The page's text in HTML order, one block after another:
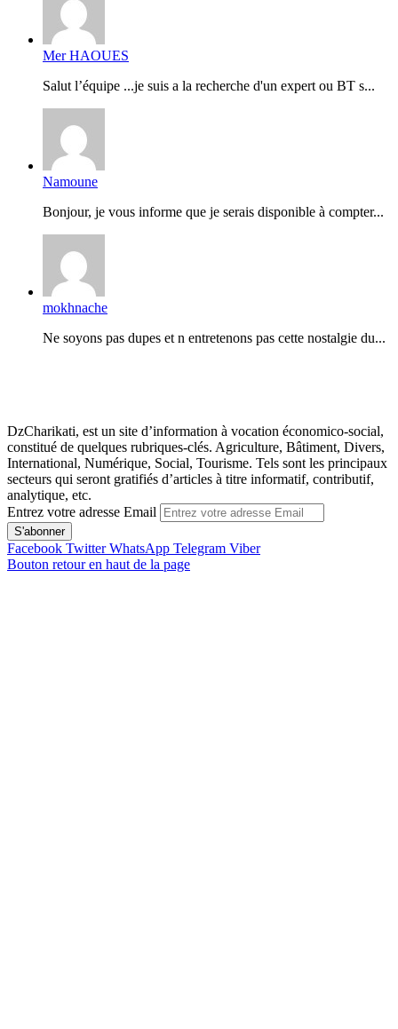
Mer HAOUES
Salut l’équipe ...je suis a la recherche d'un expert ou BT s...
Namoune
Bonjour, je vous informe que je serais disponible à compter...
mokhnache
Ne soyons pas dupes et n entretenons pas cette nostalgie du...
DzCharikati, est un site d’information à vocation économico-social,
constitué de quelques rubriques-clés. Agriculture, Bâtiment, Divers,
International, Numérique, Social, Tourisme. Tels sont les principaux
secteurs qui seront gratifiés d’articles à titre informatif, contributif,
analytique, etc.
Entrez votre adresse Email
Facebook Twitter WhatsApp Telegram Viber
Bouton retour en haut de la page